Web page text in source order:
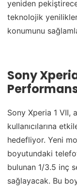
yeniden
teknolojik
konumunu
Sony
Sony Xperia 1 VII,
kullanıcılarına
hedefliyor. Yeni
boyutundaki
bulunan 1/3.5 inç
sağlayacak. Bu